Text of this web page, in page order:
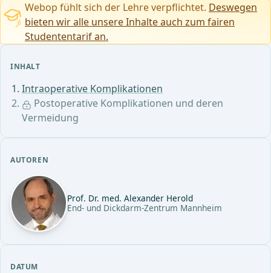
INHALT
Intraoperative Komplikationen
Postoperative Komplikationen und deren
Vermeidung
AUTOREN
Prof. Dr. med. Alexander Herold
End- und Dickdarm-Zentrum Mannheim
DATUM
Webop fühlt sich der Lehre verpflichtet. Deswegen
bieten wir alle unsere Inhalte auch zum fairen
Studententarif an.